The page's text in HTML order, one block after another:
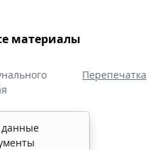
материалы
Перепечатка